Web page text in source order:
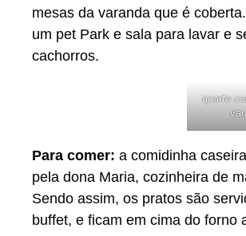
mesas da varanda que é
um pet Park e sala para lavar e
cachorros.
quarto
Para comer: a comidinha
pela dona Maria, cozinheira de
Sendo assim, os pratos são
buffet, e ficam em cima do forno